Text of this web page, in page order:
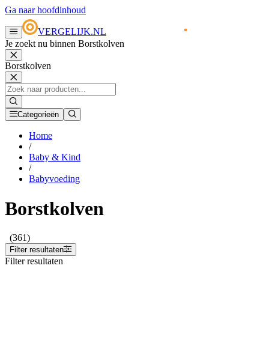
Ga naar hoofdinhoud
VERGELIJK.NL
Je zoekt nu binnen Borstkolven
Borstkolven
Categorieën
Home
/
Baby & Kind
/
Babyvoeding
Borstkolven
(361)
Filter resultaten
Filter resultaten